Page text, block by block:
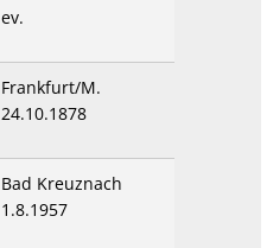
ev.
Frankfurt/M.
24.10.1878
Bad Kreuznach
1.8.1957